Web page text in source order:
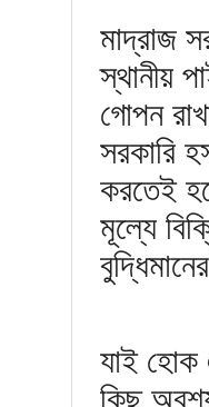
মাদ্রাজ
স্থানীয়
গোপন
সরকারি
করতেই
মূল্যে
যাই হোক
কিছু